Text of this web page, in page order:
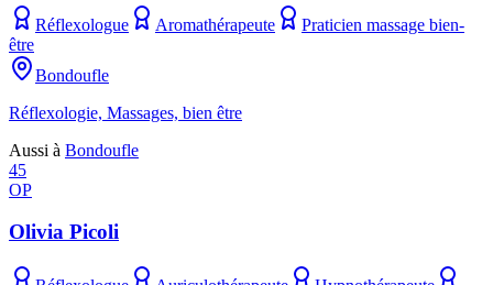
Réflexologue Aromathérapeute
Praticien massage bien-
être
Bondoufle
Réflexologie, Massages, bien être
Aussi à Bondoufle
45
OP
Olivia Picoli